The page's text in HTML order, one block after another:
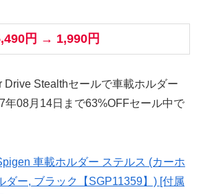
円 → 1,990円
Stealthセールで車載ホルダー
年08月14日まで63%OFFセール中で
車載ホルダー ステルス (カーホ
ダー, ブラック【SGP11359】) [付属